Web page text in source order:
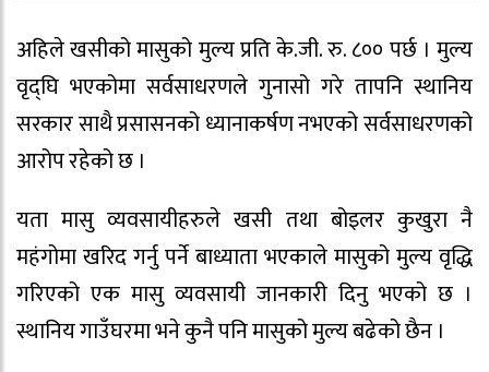
अहिले खसीको मासुको मुल्य प्रति के.जी. रु. ८०० पर्छ । मुल्य
वृद्घि भएकोमा सर्वसाधरणले गुनासो गरे तापनि स्थानिय
सरकार साथै प्रसासनको ध्यानाकर्षण नभएको सर्वसाधरणको
आरोप रहेको छ ।
यता मासु व्यवसायीहरुले खसी तथा बोइलर कुखुरा नै
महंगोमा खरिद गर्नु पर्ने बाध्याता भएकाले मासुको मुल्य वृद्धि
गरिएको एक मासु व्यवसायी जानकारी दिनु भएको छ ।
स्थानिय गाउँघरमा भने कुनै पनि मासुको मुल्य बढेको छैन ।